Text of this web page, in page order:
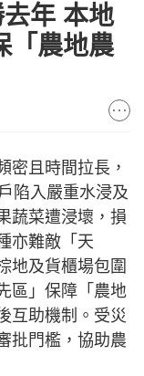
年 本地
「農地農
密且時間拉長，
陷入嚴重水浸及
蔬菜遭浸壞，損
亦難敵「天
地及貨櫃場包圍
區」保障「農地
互助機制。受災
批門檻，協助農